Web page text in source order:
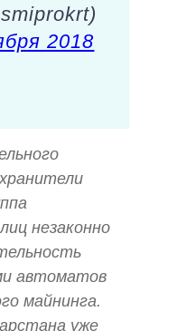
2018
незаконно
автоматов
майнинга.
уже